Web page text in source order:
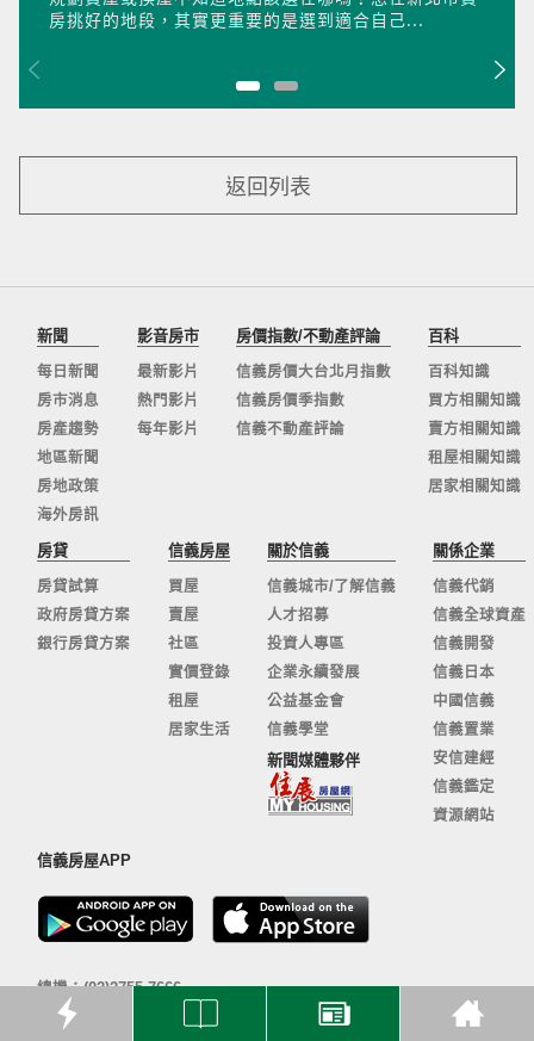
房挑好的地段，其實更重要的是選到適合自己...
返回列表
新聞
每日新聞
房市消息
房產趨勢
地區新聞
房地政策
海外房訊
影音房市
最新影片
熱門影片
每年影片
房價指數/不動產評論
信義房價大台北月指數
信義房價季指數
信義不動產評論
百科
百科知識
買方相關知識
賣方相關知識
租屋相關知識
居家相關知識
房貸
房貸試算
政府房貸方案
銀行房貸方案
信義房屋
買屋
賣屋
社區
實價登錄
租屋
居家生活
關於信義
信義城市/了解信義
人才招募
投資人專區
企業永續發展
公益基金會
信義學堂
新聞媒體夥伴
關係企業
信義代銷
信義全球資產
信義開發
信義日本
中國信義
信義置業
安信建經
信義鑑定
資源網站
信義房屋APP
總機：(02)2755-7666
客服信箱：
110 台北市信義區信義路五段100號